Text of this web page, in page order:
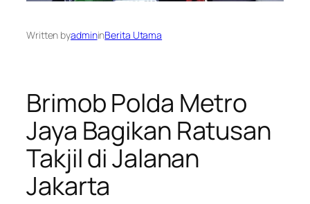
Written byadmininBerita Utama
Brimob Polda Metro
Jaya Bagikan Ratusan
Takjil di Jalanan
Jakarta